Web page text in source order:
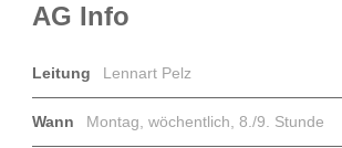
AG Info
Leitung Lennart Pelz
Wann Montag, wöchentlich, 8./9. Stunde